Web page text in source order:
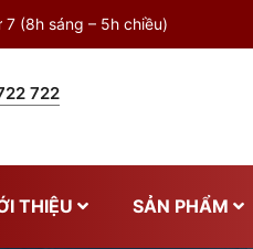
(8h sáng – 5h chiều)
722
THIỆU SẢN PHẨM